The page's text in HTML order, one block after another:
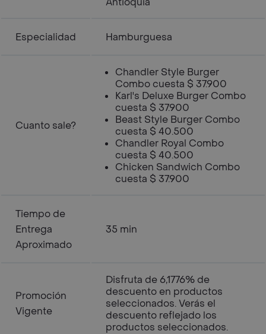
Especialidad Hamburguesa
Cuanto sale?
Chandler Style Burger
Combo cuesta $ 37.900
Karl's Deluxe Burger Combo
cuesta $ 37.900
Beast Style Burger Combo
cuesta $ 40.500
Chandler Royal Combo
cuesta $ 40.500
Chicken Sandwich Combo
cuesta $ 37.900
Tiempo de
Entrega
Aproximado
35 min
Promoción
Vigente
Disfruta de 6,1776% de
descuento en productos
seleccionados. Verás el
descuento reflejado los
productos seleccionados.